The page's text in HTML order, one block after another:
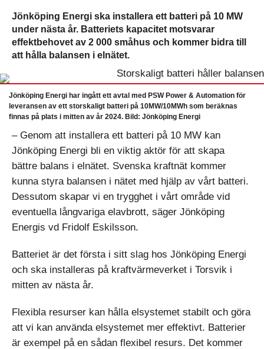
Jönköping Energi ska installera ett batteri på 10 MW
under nästa år. Batteriets kapacitet motsvarar
effektbehovet av 2 000 småhus och kommer bidra till
att hålla balansen i elnätet.
Jönköping Energi har ingått ett avtal med PSW Power & Automation för
leveransen av ett storskaligt batteri på 10MW/10MWh som beräknas
finnas på plats i mitten av år 2024. Bild: Jönköping Energi
– Genom att installera ett batteri på 10 MW kan
Jönköping Energi bli en viktig aktör för att skapa
bättre balans i elnätet. Svenska kraftnät kommer
kunna styra balansen i nätet med hjälp av vårt batteri.
Dessutom skapar vi en trygghet i vårt område vid
eventuella långvariga elavbrott, säger Jönköping
Energis vd Fridolf Eskilsson.
Batteriet är det första i sitt slag hos Jönköping Energi
och ska installeras på kraftvärmeverket i Torsvik i
mitten av nästa år.
Flexibla resurser kan hålla elsystemet stabilt och göra
att vi kan använda elsystemet mer effektivt. Batterier
är exempel på en sådan flexibel resurs. Det kommer